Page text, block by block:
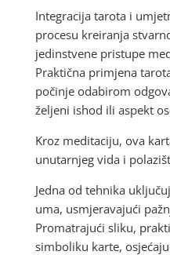
Integracija tarota i
procesu kreiranja
jedinstvene pristupe
Praktična primjena
počinje odabirom
željeni ishod ili aspekt
Kroz meditaciju, ova
unutarnjeg vida i
Jedna od tehnika
uma, usmjeravajući
Promatrajući sliku,
simboliku karte,